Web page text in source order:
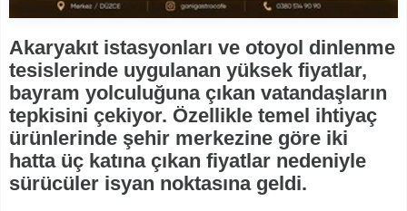
Akaryakıt istasyonları ve otoyol dinlenme
tesislerinde uygulanan yüksek fiyatlar,
bayram yolculuğuna çıkan vatandaşların
tepkisini çekiyor. Özellikle temel ihtiyaç
ürünlerinde şehir merkezine göre iki
hatta üç katına çıkan fiyatlar nedeniyle
sürücüler isyan noktasına geldi.